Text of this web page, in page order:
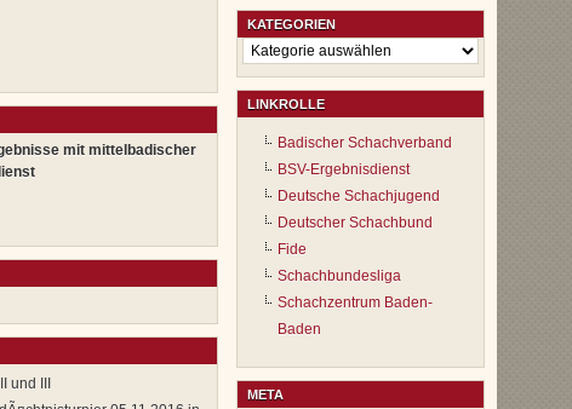
mit mittelbadischer
und III
KATEGORIEN
Kategorien
LINKROLLE
Badischer Schachverband
BSV-Ergebnisdienst
Deutsche Schachjugend
Deutscher Schachbund
Fide
Schachbundesliga
Schachzentrum Baden-
Baden
META